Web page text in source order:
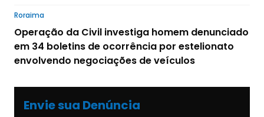
Roraima
Operação da Civil investiga homem denunciado
em 34 boletins de ocorrência por estelionato
envolvendo negociações de veículos
Envie sua Denúncia